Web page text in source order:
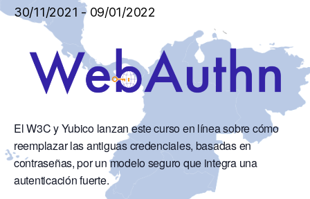
30/11/2021 - 09/01/2022
El W3C y Yubico lanzan este curso en línea sobre cómo
reemplazar las antiguas credenciales, basadas en
contraseñas, por un modelo seguro que integra una
autenticación fuerte.